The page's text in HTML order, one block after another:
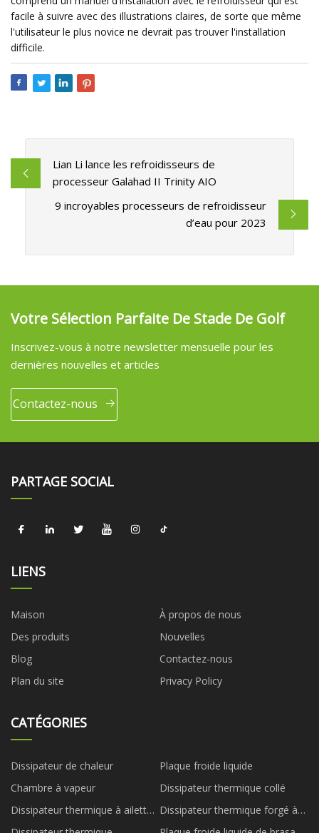
facile à suivre avec des illustrations claires, de sorte que même
l'utilisateur le plus novice ne devrait pas trouver l'installation
difficile.
Lian Li lance les refroidisseurs de
processeur Galahad II Trinity AIO
9 incroyables processeurs de refroidisseur
d’eau pour 2023
Votre Sélection Parfaite De Stade De Golf
Inscrivez-vous à notre newsletter mensuelle pour les
dernières nouvelles et articles
Contactez-nous
PARTAGE SOCIAL
LIENS
Maison
À propos de nous
Des produits
Nouvelles
Blog
Contactez-nous
Plan du site
Privacy Policy
CATÉGORIES
Dissipateur de chaleur
Plaque froide liquide
Chambre à vapeur
Dissipateur thermique collé
Dissipateur thermique à ailettes
biseautées
Dissipateur thermique forgé à
froid